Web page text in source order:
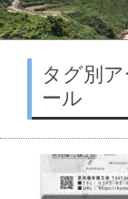
タグ別
ール